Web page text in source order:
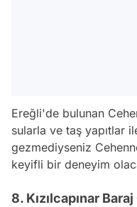
Ereğli'de bulunan
sularla ve taş yapıtlar
gezmediyseniz
keyifli bir deneyim
8. Kızılcapınar